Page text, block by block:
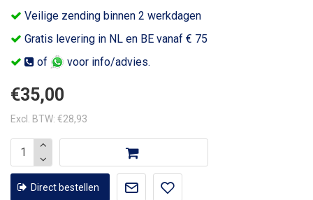
Veilige zending binnen 2 werkdagen
Gratis levering in NL en BE vanaf € 75
of
voor info/advies.
€35,00
Excl. BTW: €28,93
Direct bestellen